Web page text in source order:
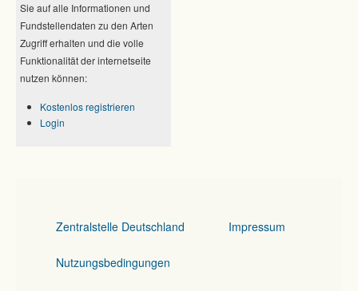
Sie auf alle Informationen und
Fundstellendaten zu den Arten
Zugriff erhalten und die volle
Funktionalität der internetseite
nutzen können:
Kostenlos registrieren
Login
Zentralstelle Deutschland Impressum
Nutzungsbedingungen